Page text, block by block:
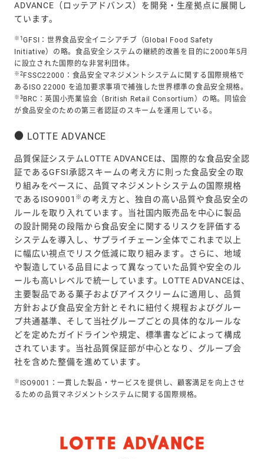
ADVANCE（ロッテアドバンス）を開発・生産拠点に展開し
ています。
※1GFSI：世界食品安全イニシアチブ（Global Food Safety
Initiative）の略。食品安全システムの継続的改善を目的に2000年5月
に設立された国際的な非営利団体。
※2 FSSC22000：食品安全マネジメントシステムに関する国際規格で
あるISO 22000 を追加要求事項で補強した世界標準の食品安全規格。
※3 BRC：英国小売業協会（British Retail Consortium）の略。同協会
が食品安全のための第三者認証のスキームを運用している。
LOTTE ADVANCE
品質保証システムLOTTE ADVANCEは、国際的な食品安全認
証であるGFSI承認スキームの考え方に則った食品安全の取
り組みをベースに、品質マネジメントシステムの国際規格
であるISO9001 ※ の考え方と、独自の高い品質や食品安全の
ルールを取り入れています。当社国内販売品を中心に製品
の設計開発の段階から食品安全に関するリスクを評価する
システムを導入し、サプライチェーン全体でこれまで以上
に幅広い視点でリスク低減に取り組みます。さらに、地域
や製造している品目によって異なっていた品質や安全のル
ールも高いレベルで統一しています。LOTTE ADVANCEは、
主要製品である菓子およびアイスクリームに適用し、品質
方針および食品安全方針とそれに紐付く規程およびグルー
プ共通基準、そして当社グループごとの具体的なルールな
どを定めたガイドラインや規定、標準書などによって構成
されています。当社品質保証部が中心となり、グループ会
社を含めた整備を進めています。
※ ISO9001：一貫した製品・サービスを提供し、顧客満足を向上させ
るための品質マネジメントシステムに関する国際規格。